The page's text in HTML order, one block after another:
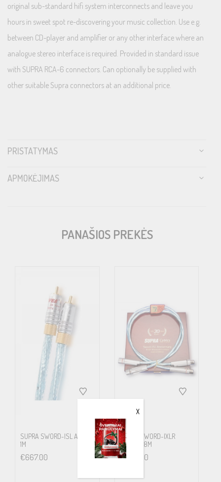
original sub-standard hifi system interconnects and leave you
hours in sweet spot re-discovering your music collection. Use e.g.
between CD-player and amplifier or any other interface where an
analogue stereo interface is required. Provided in standard issue
with SUPRA RCA-6 connectors. Can optionally be supplied with
other suitable Supra connectors at an additional price.
PRISTATYMAS
APMOKĖJIMAS
PANAŠIOS PREKĖS
SUPRA SWORD-ISL AUDIO
1M
€667.00
SUPRA SWORD-IXLR
AUDIO 0.8M
€696.00
X